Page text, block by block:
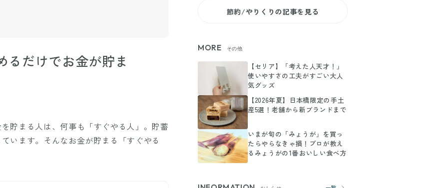
るだけでお金が貯ま
貯まる人は、何事も「すぐやる人」。貯蓄
います。そんなお金が貯まる「すぐやる
節約/やりくりの記事を見る
MORE その他
【セリア】「考えた人天才！」
使いやすさの工夫がすごい大人
気グッズ
【2026年夏】日本橋限定の手土
産5選！老舗から新ブランドまで
いまが旬の「みょうが」を買っ
たらやらなきゃ損！プロが教え
るみょうがの1番おいしい食べ方